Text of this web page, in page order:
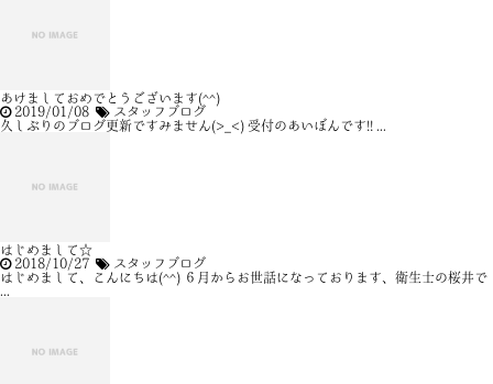
あけましておめでとうございます(^^)
2019/01/08
スタッフブログ
久しぶりのブログ更新ですみません(>_<) 受付のあいぼんです!! ...
はじめまして☆
2018/10/27
スタッフブログ
はじめまして、こんにちは(^^) ６月からお世話になっております、衛生士の桜井で